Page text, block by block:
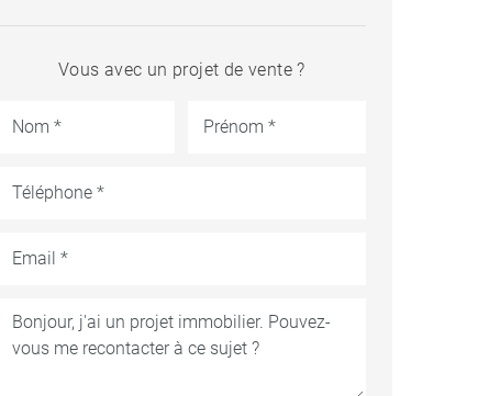
Vous avec un projet de vente ?